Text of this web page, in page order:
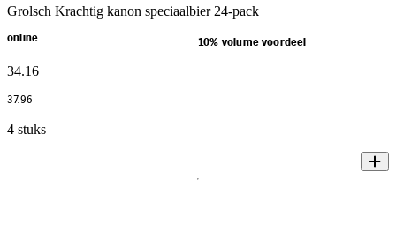
Grolsch Krachtig kanon speciaalbier 24-pack
online 10% volume voordeel
34.16
37.96
4 stuks